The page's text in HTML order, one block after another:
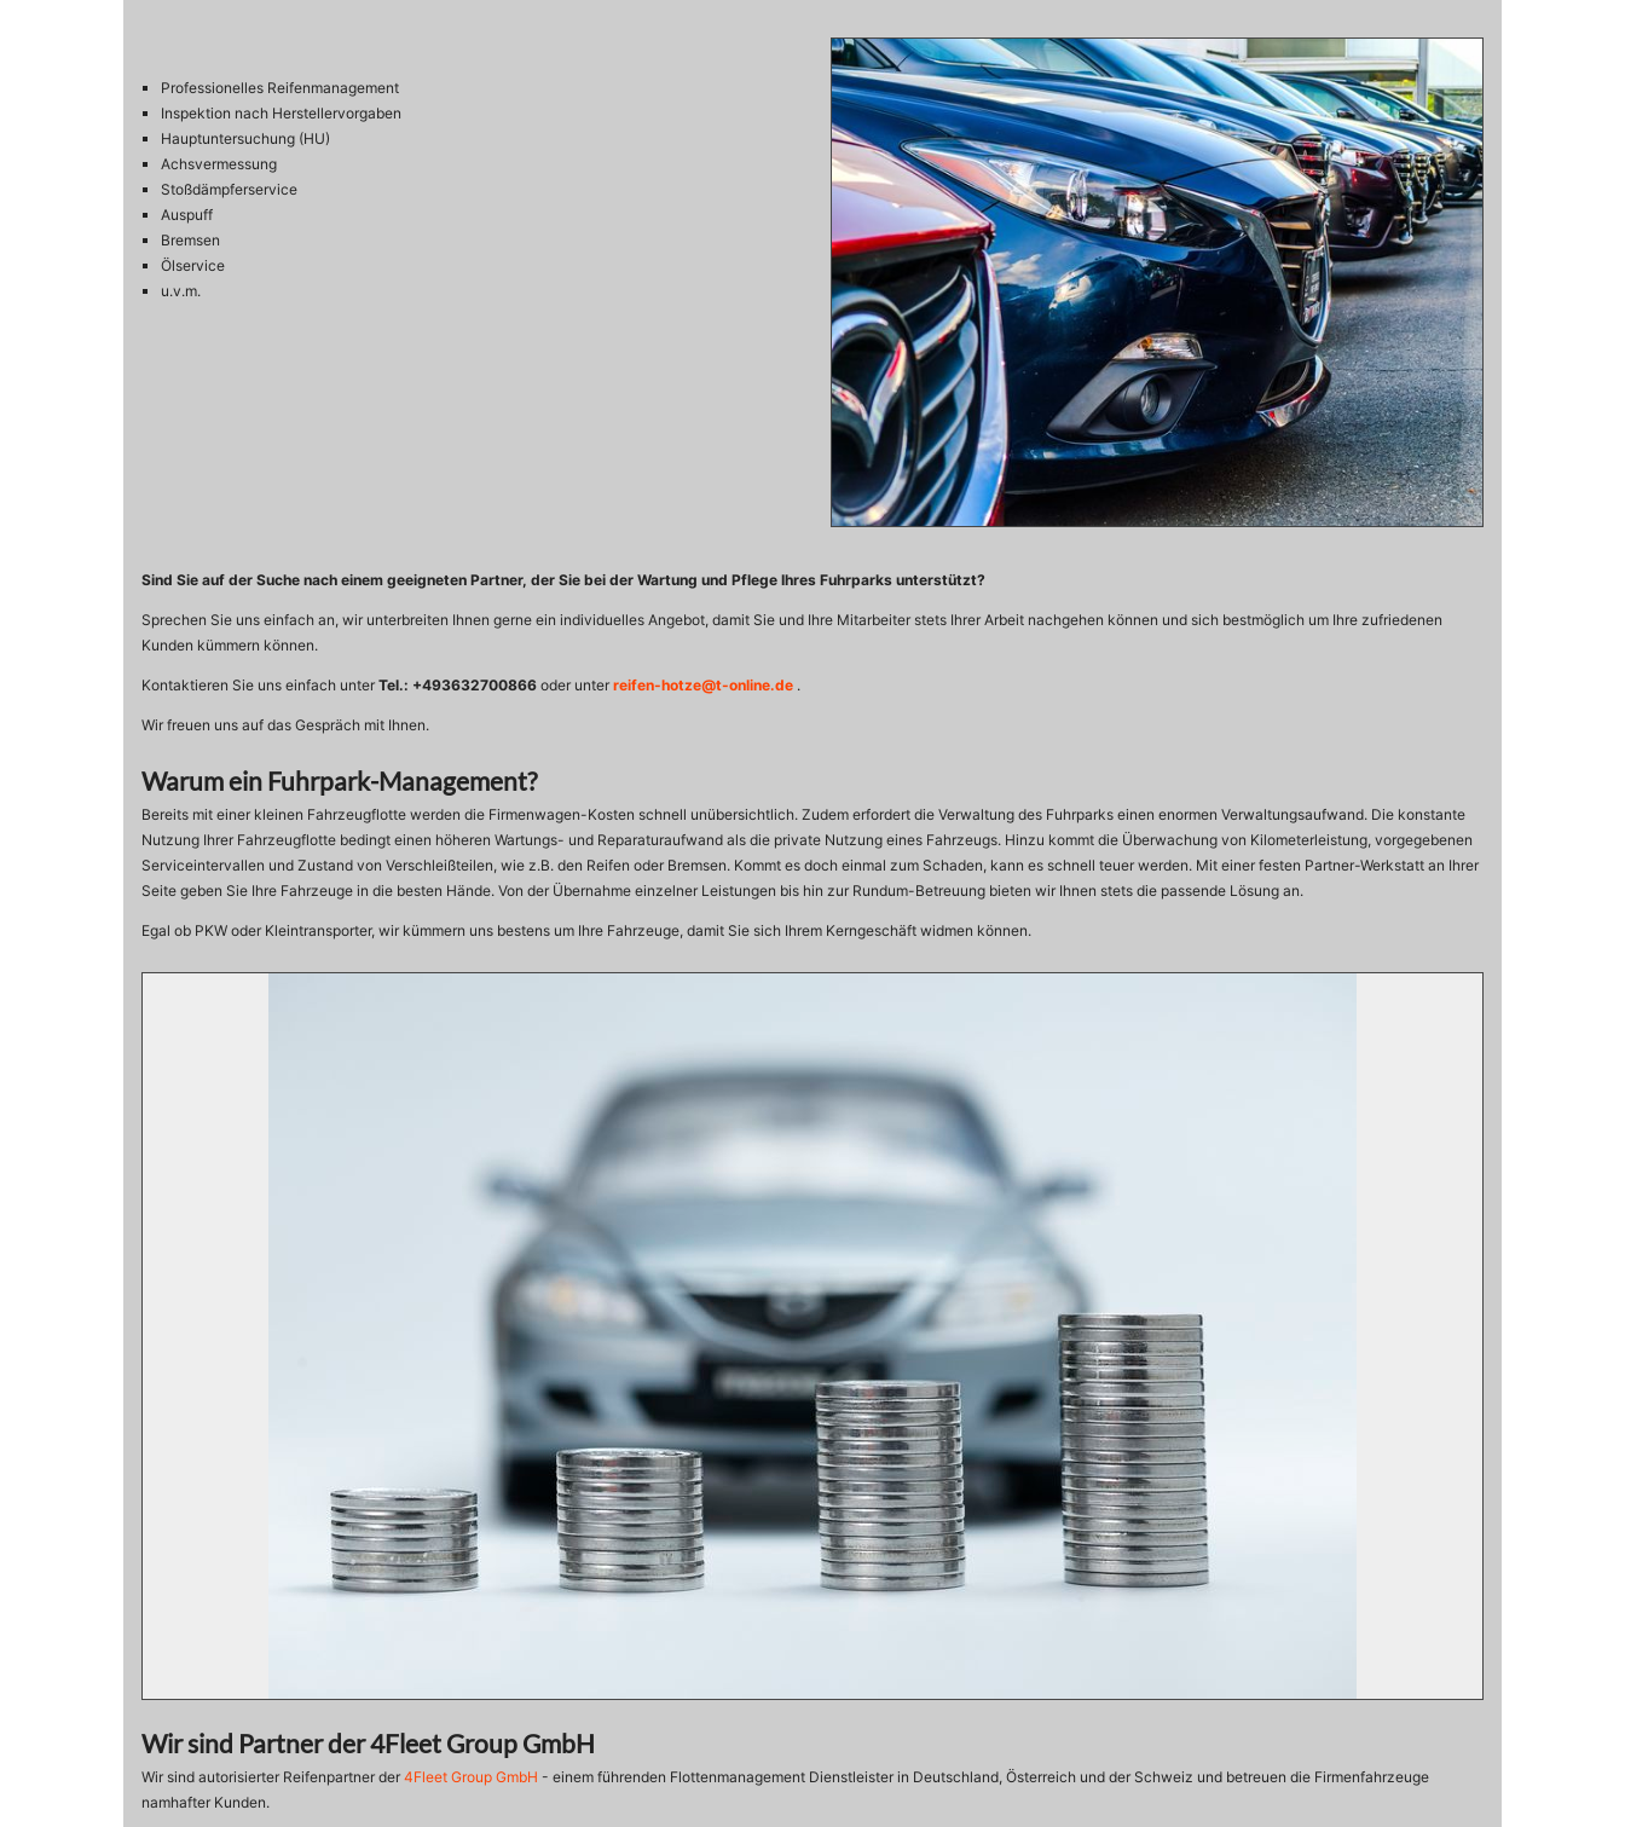
Professionelles Reifenmanagement
Inspektion nach Herstellervorgaben
Hauptuntersuchung (HU)
Achsvermessung
Stoßdämpferservice
Auspuff
Bremsen
Ölservice
u.v.m.
Dienstleistungen
für
unsere
Flottenkunden.jpg
Sind Sie auf der Suche nach einem geeigneten Partner, der Sie bei der Wartung und Pflege Ihres Fuhrparks unterstützt?
Sprechen Sie uns einfach an, wir unterbreiten Ihnen gerne ein individuelles Angebot, damit Sie und Ihre Mitarbeiter stets Ihrer Arbeit nachgehen können und sich bestmöglich um Ihre zufriedenen
Kunden kümmern können.
Kontaktieren Sie uns einfach unter Tel.: +493632700866 oder unter reifen-hotze@t-online.de .
Wir freuen uns auf das Gespräch mit Ihnen.
Warum ein Fuhrpark-Management?
Bereits mit einer kleinen Fahrzeugflotte werden die Firmenwagen-Kosten schnell unübersichtlich. Zudem erfordert die Verwaltung des Fuhrparks einen enormen Verwaltungsaufwand. Die konstante
Nutzung Ihrer Fahrzeugflotte bedingt einen höheren Wartungs- und Reparaturaufwand als die private Nutzung eines Fahrzeugs. Hinzu kommt die Überwachung von Kilometerleistung, vorgegebenen
Serviceintervallen und Zustand von Verschleißteilen, wie z.B. den Reifen oder Bremsen. Kommt es doch einmal zum Schaden, kann es schnell teuer werden. Mit einer festen Partner-Werkstatt an Ihrer
Seite geben Sie Ihre Fahrzeuge in die besten Hände. Von der Übernahme einzelner Leistungen bis hin zur Rundum-Betreuung bieten wir Ihnen stets die passende Lösung an.
Egal ob PKW oder Kleintransporter, wir kümmern uns bestens um Ihre Fahrzeuge, damit Sie sich Ihrem Kerngeschäft widmen können.
Wir sind Partner der 4Fleet Group GmbH
Wir sind autorisierter Reifenpartner der 4Fleet Group GmbH - einem führenden Flottenmanagement Dienstleister in Deutschland, Österreich und der Schweiz und betreuen die Firmenfahrzeuge
namhafter Kunden.